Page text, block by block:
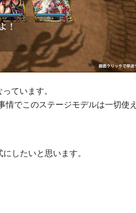
ています。
でこのステージモデルは一切使え
したいと思います。